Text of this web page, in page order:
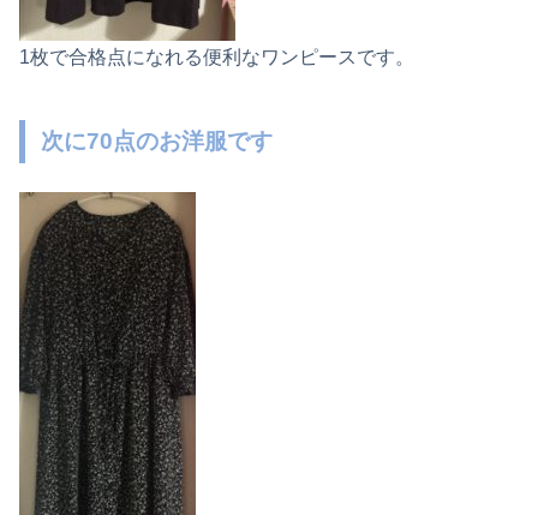
1枚で合格点になれる便利なワンピースです。
次に70点のお洋服です